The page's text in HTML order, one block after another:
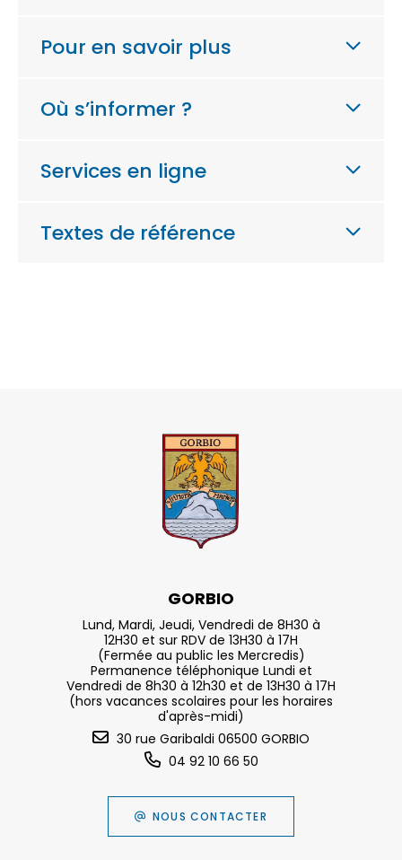
Pour en savoir plus
Où s’informer ?
Services en ligne
Textes de référence
GORBIO
Lund, Mardi, Jeudi, Vendredi de 8H30 à
12H30 et sur RDV de 13H30 à 17H
(Fermée au public les Mercredis)
Permanence téléphonique Lundi et
Vendredi de 8h30 à 12h30 et de 13H30 à 17H
(hors vacances scolaires pour les horaires
d'après-midi)
30 rue Garibaldi 06500 GORBIO
04 92 10 66 50
NOUS CONTACTER